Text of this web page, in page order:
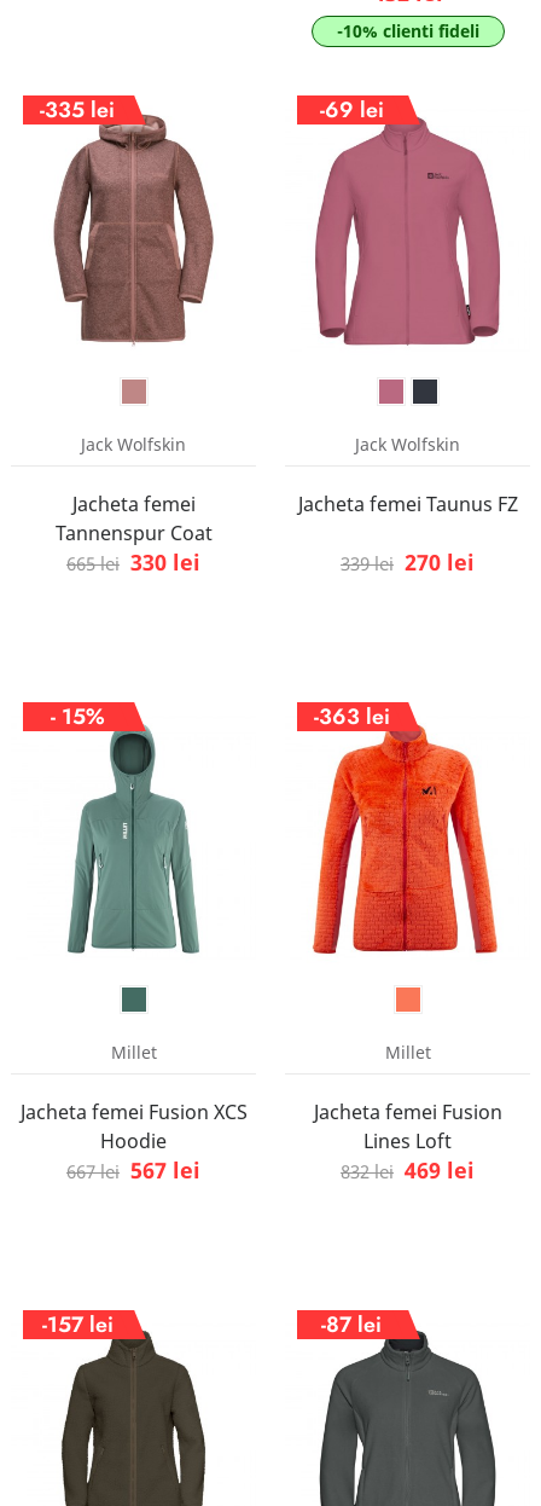
-10% clienti fideli
-335 lei
Jack Wolfskin
Jacheta femei
Tannenspur Coat
665 lei 330 lei
-69 lei
Jack Wolfskin
Jacheta femei Taunus FZ
339 lei 270 lei
- 15%
Millet
Jacheta femei Fusion XCS
Hoodie
667 lei 567 lei
-363 lei
Millet
Jacheta femei Fusion
Lines Loft
832 lei 469 lei
-157 lei -87 lei